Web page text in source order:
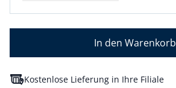
In den Warenkorb
Kostenlose Lieferung in Ihre Filiale